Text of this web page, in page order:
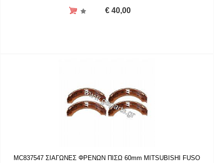
€ 40,00
MC837547 ΣΙΑΓΩΝΕΣ ΦΡΕΝΩΝ ΠΙΣΩ 60mm MITSUBISHI FUSO